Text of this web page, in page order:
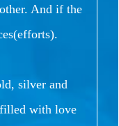
And if the
silver and
with love